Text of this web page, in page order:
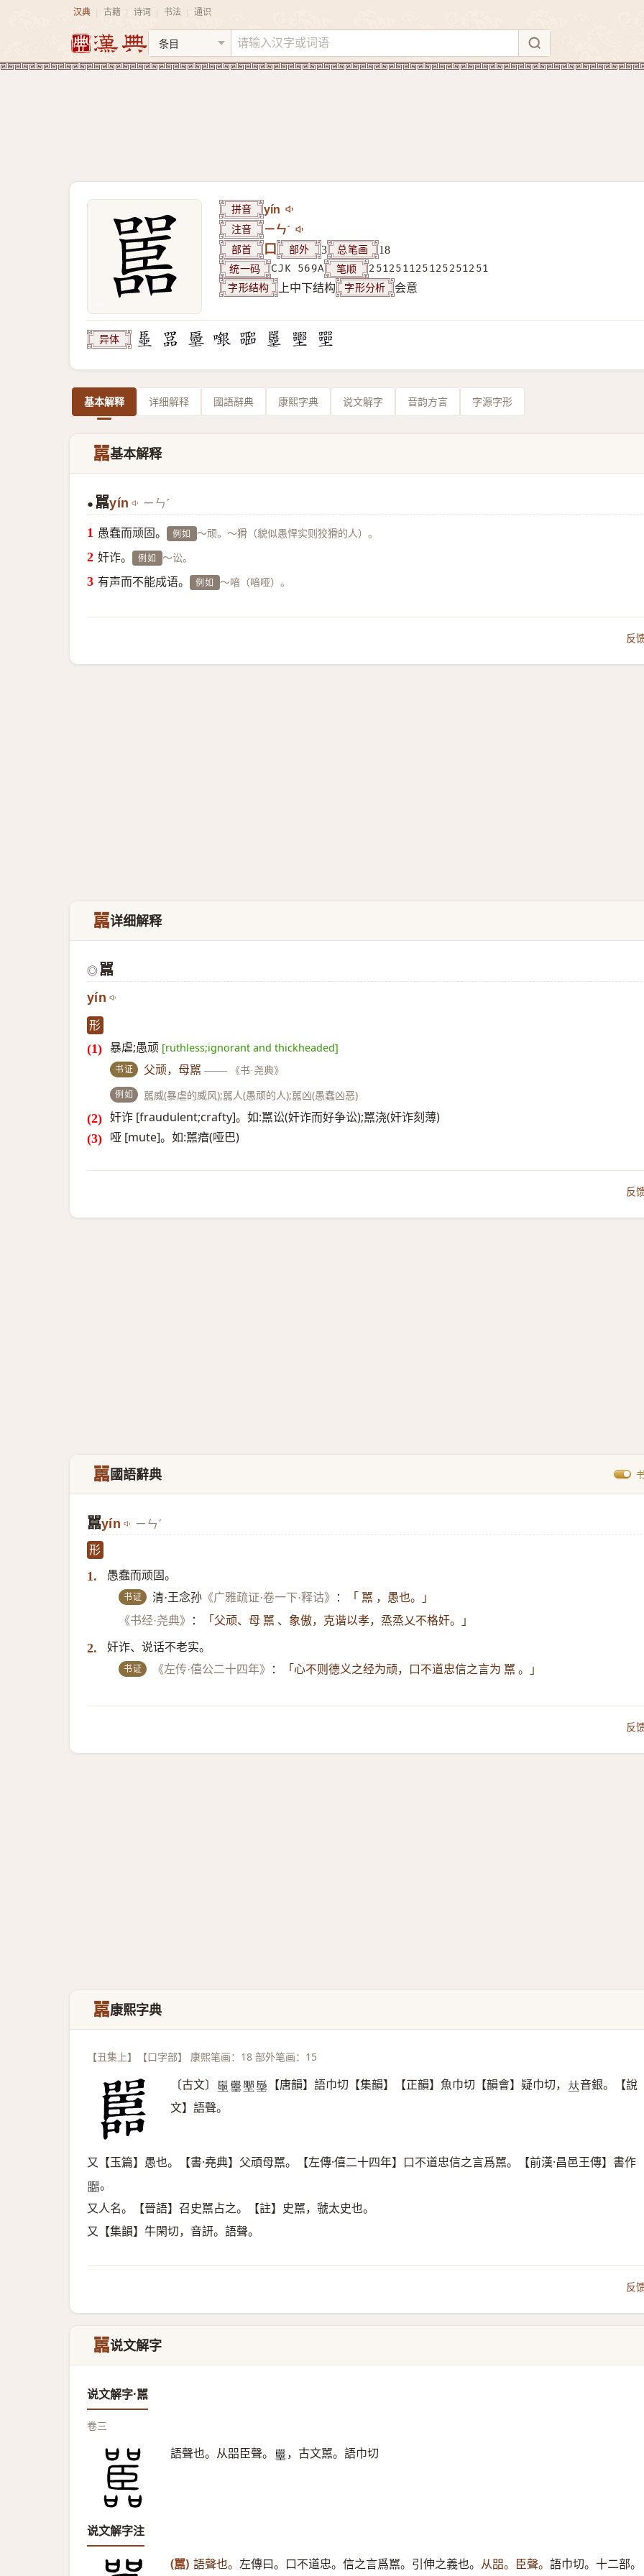
汉典 古籍 诗词 书法 通识
拼音 yín
注音 ㄧㄣˊ
部首 口 部外 3 总笔画 18
统一码 CJK 569A 笔顺 251251125125251251
字形结构 上中下结构 字形分析 会意
异体
基本解释 详细解释 國語辭典 康熙字典 说文解字 音韵方言 字源字形
嚚基本解释
● 嚚yín ㄧㄣˊ
愚蠢而顽固。 例如 ～顽。～猾（貌似愚悍实则狡猾的人）。
奸诈。 例如 ～讼。
有声而不能成语。 例如 ～喑（喑哑）。
反
嚚详细解释
◎嚚
yín
形
暴虐;愚顽 [ruthless;ignorant and thickheaded]
书证 父顽，母嚚 —— 《书·尧典》
例如 嚚威(暴虐的威风);嚚人(愚顽的人);嚚凶(愚蠢凶恶)
奸诈 [fraudulent;crafty]。如:嚚讼(奸诈而好争讼);嚚浇(奸诈刻薄)
哑 [mute]。如:嚚瘖(哑巴)
反
嚚國語辭典
嚚yín ㄧㄣˊ
形
1. 愚蠢而顽固。
书证 清·王念孙 《广雅疏证·卷一下·释诂》 ：
「 嚚 ，愚也。」
《书经·尧典》
： 「父顽、母 嚚 、象傲，克谐以孝，烝烝乂不格奸。」
2. 奸诈、说话不老实。
书证 《左传·僖公二十四年》 ： 「心不则德义之经为顽，口不道忠信之言为 嚚 。」
反
嚚康熙字典
【丑集上】【口字部】 康熙笔画：18 部外笔画：15
〔古文〕 𠽺 𡅚 𡓶 𠿦 【唐韻】語巾切【集韻】【正韻】魚巾切【韻會】疑巾切， 𠀤音銀。【說
文】語聲。
又【玉篇】愚也。【書·堯典】父頑母嚚。【左傳·僖二十四年】口不道忠信之言爲嚚。【前漢·昌邑王傳】書作
𡂨 。
又人名。【晉語】召史嚚占之。【註】史嚚，虢太史也。
又【集韻】牛閑切，音訮。語聲。
反
嚚说文解字
说文解字·嚚
卷三
語聲也。从㗊臣聲。 𡅚 ，古文嚚。語巾切
说文解字注
(嚚) 語聲也。 左傳曰。口不道忠。信之言爲嚚。引伸之義也。 从㗊。臣聲。 語巾切。十二部。